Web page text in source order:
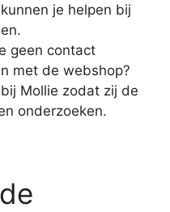
je helpen bij
geen contact
met de webshop?
Mollie zodat zij de
onderzoeken.